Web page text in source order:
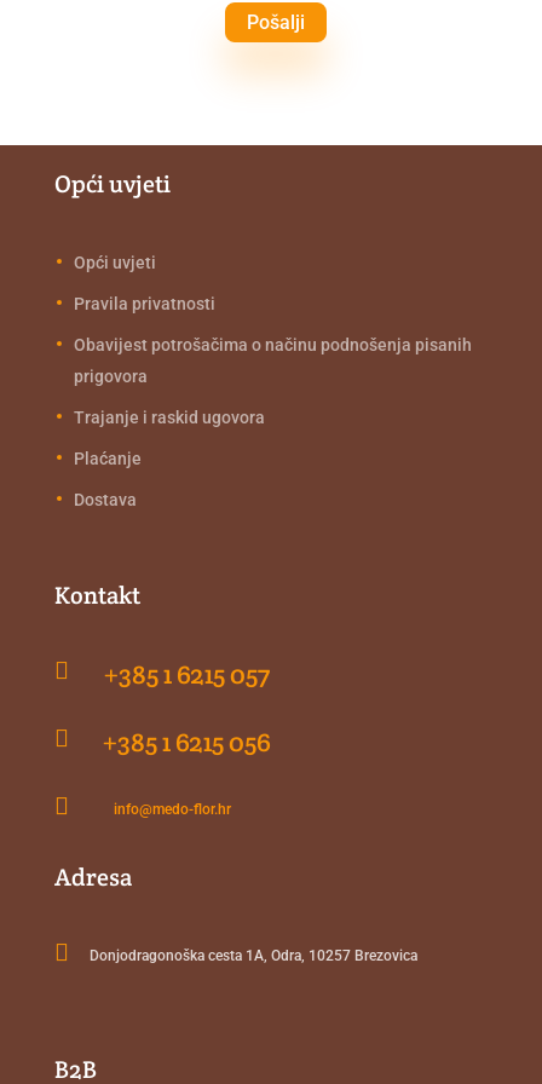
Pošalji
Opći uvjeti
Opći uvjeti
Pravila privatnosti
Obavijest potrošačima o načinu podnošenja pisanih
prigovora
Trajanje i raskid ugovora
Plaćanje
Dostava
Kontakt
 +385 1 6215 057
 +385 1 6215 056
 info@medo-flor.hr
Adresa
 Donjodragonoška cesta 1A, Odra, 10257 Brezovica
B2B